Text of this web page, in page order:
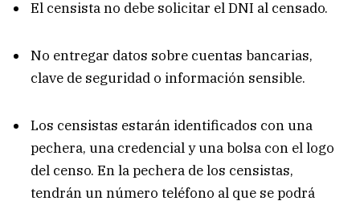
El censista no debe solicitar el DNI al censado.
No entregar datos sobre cuentas bancarias,
clave de seguridad o información sensible.
Los censistas estarán identificados con una
pechera, una credencial y una bolsa con el logo
del censo. En la pechera de los censistas,
tendrán un número teléfono al que se podrá